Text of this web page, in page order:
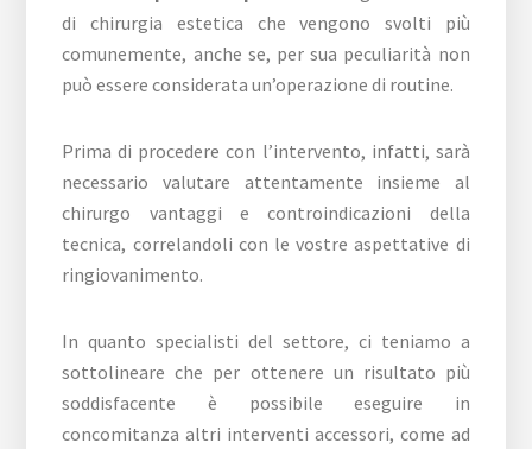
di chirurgia estetica che vengono svolti più
comunemente, anche se, per sua peculiarità non
può essere considerata un’operazione di routine.
Prima di procedere con l’intervento, infatti, sarà
necessario valutare attentamente insieme al
chirurgo vantaggi e controindicazioni della
tecnica, correlandoli con le vostre aspettative di
ringiovanimento.
In quanto specialisti del settore, ci teniamo a
sottolineare che per ottenere un risultato più
soddisfacente è possibile eseguire in
concomitanza altri interventi accessori, come ad